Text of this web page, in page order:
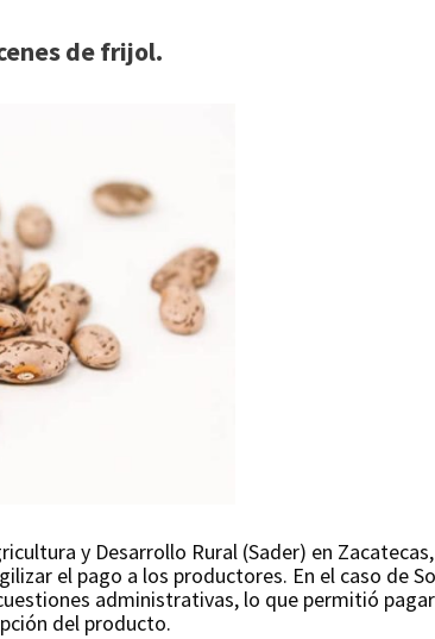
de frijol.
y Desarrollo Rural (Sader) en
el pago a los productores. En el caso de
administrativas, lo que permitió
del producto.